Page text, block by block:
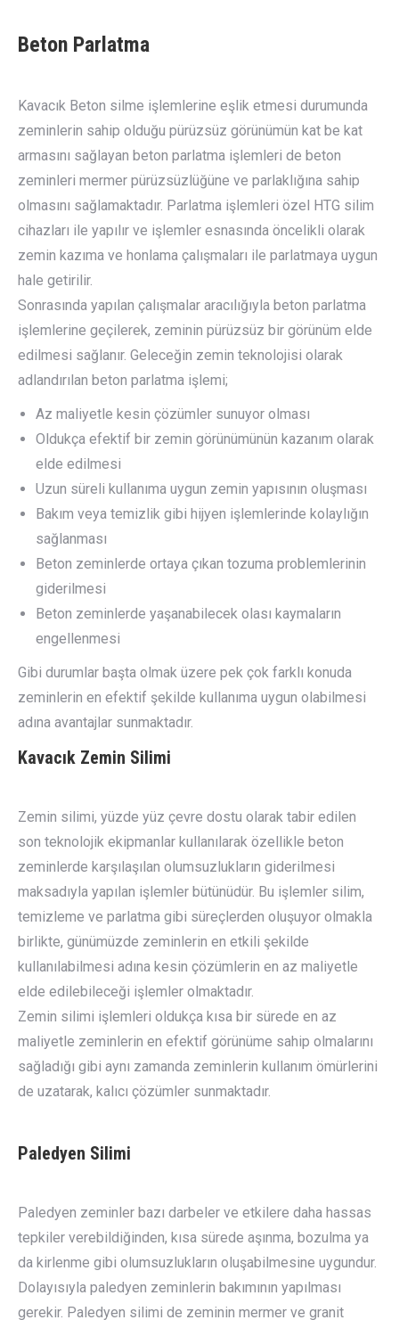
Beton Parlatma
Kavacık Beton silme işlemlerine eşlik etmesi durumunda
zeminlerin sahip olduğu pürüzsüz görünümün kat be kat
armasını sağlayan beton parlatma işlemleri de beton
zeminleri mermer pürüzsüzlüğüne ve parlaklığına sahip
olmasını sağlamaktadır. Parlatma işlemleri özel HTG silim
cihazları ile yapılır ve işlemler esnasında öncelikli olarak
zemin kazıma ve honlama çalışmaları ile parlatmaya uygun
hale getirilir.
Sonrasında yapılan çalışmalar aracılığıyla beton parlatma
işlemlerine geçilerek, zeminin pürüzsüz bir görünüm elde
edilmesi sağlanır. Geleceğin zemin teknolojisi olarak
adlandırılan beton parlatma işlemi;
Az maliyetle kesin çözümler sunuyor olması
Oldukça efektif bir zemin görünümünün kazanım olarak
elde edilmesi
Uzun süreli kullanıma uygun zemin yapısının oluşması
Bakım veya temizlik gibi hijyen işlemlerinde kolaylığın
sağlanması
Beton zeminlerde ortaya çıkan tozuma problemlerinin
giderilmesi
Beton zeminlerde yaşanabilecek olası kaymaların
engellenmesi
Gibi durumlar başta olmak üzere pek çok farklı konuda
zeminlerin en efektif şekilde kullanıma uygun olabilmesi
adına avantajlar sunmaktadır.
Kavacık Zemin Silimi
Zemin silimi, yüzde yüz çevre dostu olarak tabir edilen
son teknolojik ekipmanlar kullanılarak özellikle beton
zeminlerde karşılaşılan olumsuzlukların giderilmesi
maksadıyla yapılan işlemler bütünüdür. Bu işlemler silim,
temizleme ve parlatma gibi süreçlerden oluşuyor olmakla
birlikte, günümüzde zeminlerin en etkili şekilde
kullanılabilmesi adına kesin çözümlerin en az maliyetle
elde edilebileceği işlemler olmaktadır.
Zemin silimi işlemleri oldukça kısa bir sürede en az
maliyetle zeminlerin en efektif görünüme sahip olmalarını
sağladığı gibi aynı zamanda zeminlerin kullanım ömürlerini
de uzatarak, kalıcı çözümler sunmaktadır.
Paledyen Silimi
Paledyen zeminler bazı darbeler ve etkilere daha hassas
tepkiler verebildiğinden, kısa sürede aşınma, bozulma ya
da kirlenme gibi olumsuzlukların oluşabilmesine uygundur.
Dolayısıyla paledyen zeminlerin bakımının yapılması
gerekir. Paledyen silimi de zeminin mermer ve granit